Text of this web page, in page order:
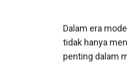
Dalam era
tidak hanya
penting dalam